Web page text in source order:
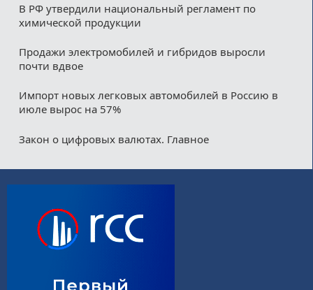
В РФ утвердили национальный регламент по
химической продукции
Продажи электромобилей и гибридов выросли
почти вдвое
Импорт новых легковых автомобилей в Россию в
июле вырос на 57%
Закон о цифровых валютах. Главное